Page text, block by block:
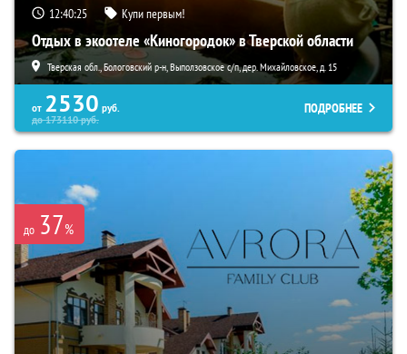
12:40:23 Купи первым!
Отдых в экоотеле «Киногородок» в Тверской области
Тверская обл., Бологовский р-н, Выползовское с/п, дер. Михайловское, д. 15
от 2530 руб.
до173110руб.
ПОДРОБНЕЕ
до 37%